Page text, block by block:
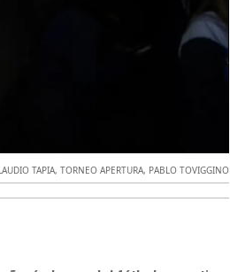
TAPIA,TORNEO APERTURA, PABLO TOVIGGINO